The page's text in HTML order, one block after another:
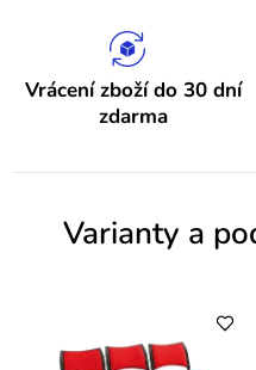
o
e
Vrácení zboží do 30 dní
zdarma
Varianty a